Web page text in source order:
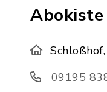
Abokiste
09195